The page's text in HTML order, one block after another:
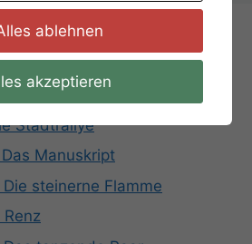
Stadtrallye
Manuskript
steinerne Flamme
ablehnen
akzeptieren